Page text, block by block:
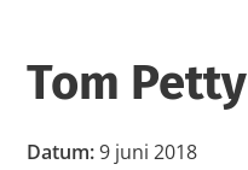
Tom
Datum:9 juni 2018